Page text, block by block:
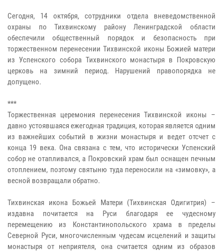
Сегодня, 14 октября, сотрудники отдела вневедомственной
охраны по Тихвинскому району Ленинградской области
обеспечили общественный порядок и безопасность при
торжественном перенесении Тихвинской иконы Божией матери
из Успенского собора Тихвинского монастыря в Покровскую
церковь на зимний период. Нарушений правопорядка не
допущено.
***
Торжественная церемония перенесения Тихвинской иконы –
давно устоявшаяся ежегодная традиция, которая является одним
из важнейших событий в жизни монастыря и ведет отсчет с
конца 19 века. Она связана с тем, что исторически Успенский
собор не отапливался, а Покровский храм был оснащен печным
отоплением, поэтому святыню туда переносили на «зимовку», а
весной возвращали обратно.
Тихвинская икона Божьей Матери (Тихвинская Одигитрия) –
издавна почитается на Руси благодаря ее чудесному
перемещению из Константинопольского храма в пределы
Северной Руси, многочисленным чудесам исцелений и защиты
монастыря от неприятеля, она считается одним из образов